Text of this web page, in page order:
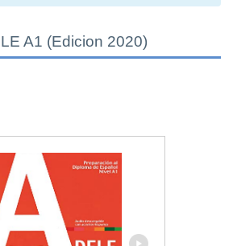
A1 (Edicion 2020)